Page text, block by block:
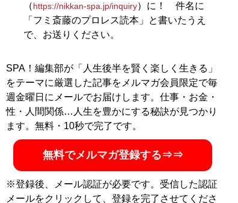
（https://nikkan-spa.jp/inquiry）に！ 件名に
「フミ斎藤のプロレス読本」と書いたうえ
で、お送りください。
SPA！編集部が「人生後半を賢く楽しく生きる」
をテーマに厳選した記事をメルマガ会員限定で毎
週金曜日にメールでお届けします。仕事・お金・
性・人間関係…人生を豊かにする秘訣が見つかり
ます。無料・10秒で完了です。
無料でメルマガ登録する⇒⇒
※登録後、メール認証が必要です。受信した認証
メールをクリックして、登録を完了させてくださ